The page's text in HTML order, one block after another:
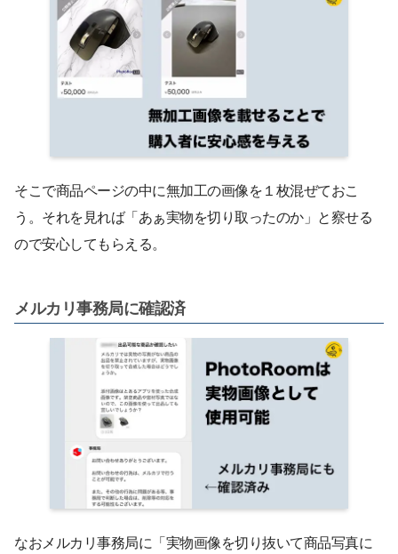
そこで商品ページの中に無加工の画像を１枚混ぜておこ
う。それを見れば「あぁ実物を切り取ったのか」と察せる
ので安心してもらえる。
メルカリ事務局に確認済
なおメルカリ事務局に「実物画像を切り抜いて商品写真に